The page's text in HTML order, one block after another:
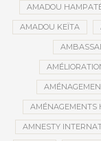
AMADOU
AMADOU KEÏTA
AMÉNAGEMENTS
AMNESTY